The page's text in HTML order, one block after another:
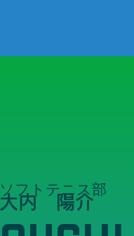
ソフトテニス部
大内 陽介